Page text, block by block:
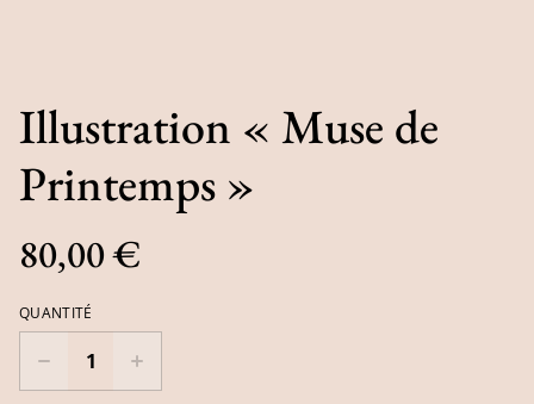
Illustration « Muse de
Printemps »
80,00 €
QUANTITÉ